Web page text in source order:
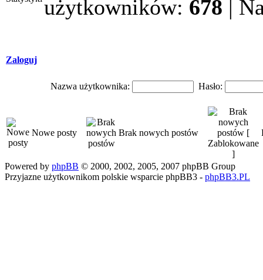
użytkowników: 678 |
Zaloguj
Nazwa użytkownika: Hasło:
Nowe posty Brak nowych postów
Powered by phpBB © 2000, 2002, 2005, 2007 phpBB Group
Przyjazne użytkownikom polskie wsparcie phpBB3 - phpBB3.PL